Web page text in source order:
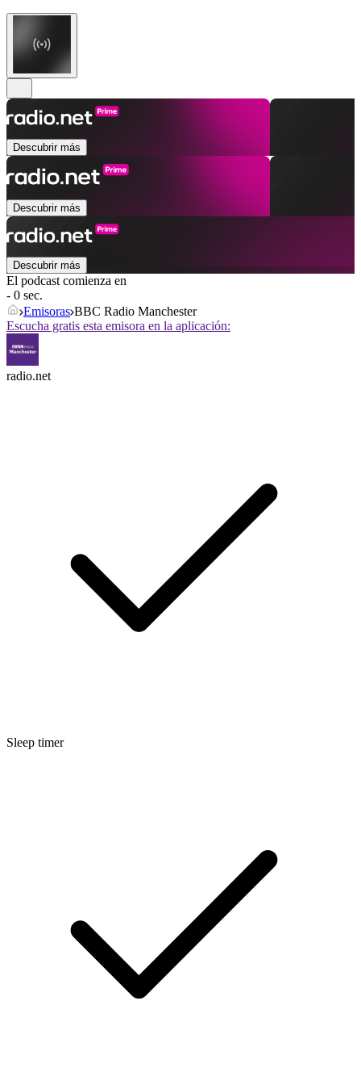
Descubrir más
Descubrir más
Descubrir más
El podcast comienza en
- 0 sec.
Emisoras BBC Radio Manchester
Escucha gratis esta emisora en la aplicación:
radio.net
Sleep timer